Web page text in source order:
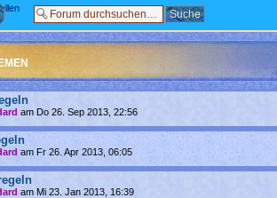
am Do 26. Sep 2013, 22:56
am Fr 26. Apr 2013, 06:05
am Mi 23. Jan 2013, 16:39